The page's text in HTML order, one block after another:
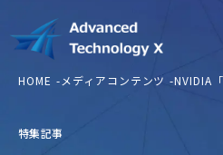
HOME メディアコンテンツ NVIDIA
特集記事